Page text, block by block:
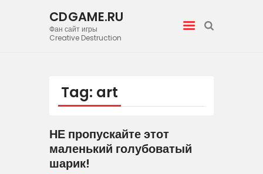
CDGAME.RU
Фан сайт игры
Creative DestructionCDGAME.RU
Home
Галерея
Tag: art
НЕ пропускайте этот
маленький голубоватый
шарик!